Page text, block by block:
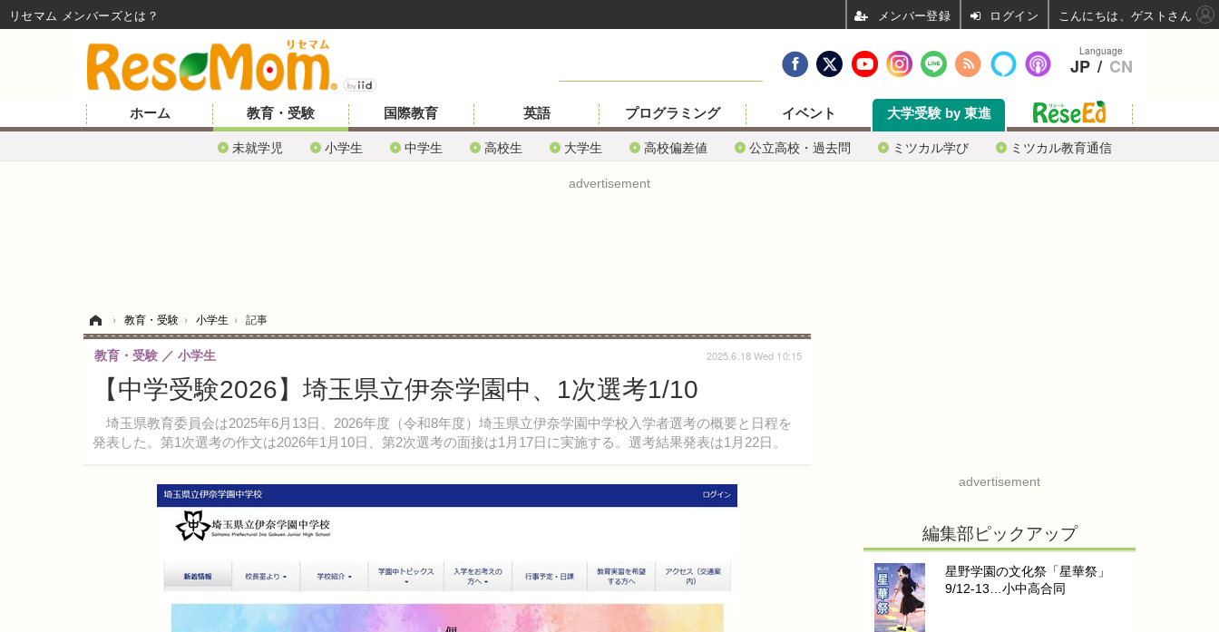
ホーム 教育・受験
未就学児 小学生 中学生 高校生 大学生 高校偏差値 公立高校・過去問 ミツカル学び ミツカル教育通信
国際教育 英語 プログラミング イベント 大学受験 by 東進
advertisement
› 教育・受験 › 小学生 › 記事
【中学受験2026】埼玉県立伊奈学園中、1次選考1/10
埼玉県教育委員会は2025年6月13日、2026年度（令和8年度）埼玉県立伊奈学園中学校入学者選考の概要と日程を
発表した。第1次選考の作文は2026年1月10日、第2次選考の面接は1月17日に実施する。選考結果発表は1月22日。
教育・受験 小学生 2025.6.18 Wed 10:15
advertisement
編集部ピックアップ
星野学園の文化祭「星華祭」
9/12-13…小中高合同
Language
JP / CN
リセマム メンバーズ ログイン こんにちは、ゲストさん